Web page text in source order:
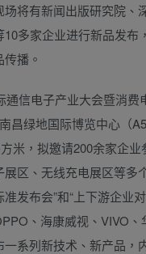
将有新闻出版研究院、
多家企业进行新品发布
播。
信电子产业大会暨消费
昌绿地国际博览中心（
米，拟邀请200余家企
展区、无线充电展区等多
准发布会”和“上下游企业
、海康威视、VIVO、
一系列新技术、新产品，